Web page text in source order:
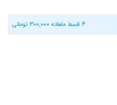
4 قسط ماهانه 300,000 تومانی